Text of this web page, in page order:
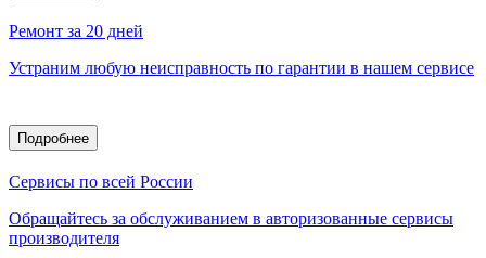
Ремонт за 20 дней
Устраним любую неисправность по гарантии в нашем сервисе
Подробнее
Сервисы по всей России
Обращайтесь за обслуживанием в авторизованные сервисы
производителя